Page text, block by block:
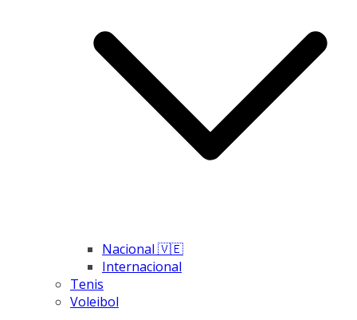
Nacional 🇻🇪
Internacional
Tenis
Voleibol